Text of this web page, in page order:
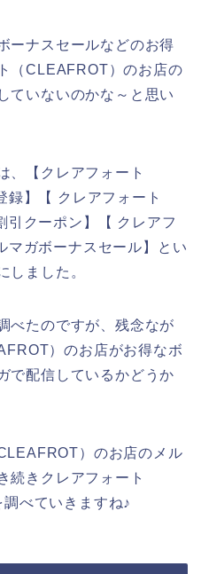
ーナスセールなどのお得
（CLEAFROT）のお店の
ていないのかな～と思い
、【クレアフォート
録】【 クレアフォート
引クーポン】【 クレアフ
マガボーナスセール】とい
しました。
べたのですが、残念なが
）のお店がお得なボ
で配信しているかどうか
）のお店のメル
続きクレアフォート
べていきますね♪